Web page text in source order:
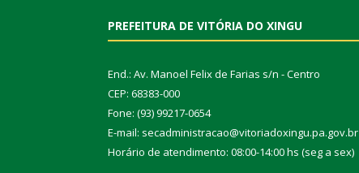
PREFEITURA DE VITÓRIA DO XINGU
End.: Av. Manoel Felix de Farias s/n - Centro
CEP: 68383-000
Fone: (93) 99217-0654
E-mail: secadministracao@vitoriadoxingu.pa.gov.br
Horário de atendimento: 08:00-14:00 hs (seg a sex)